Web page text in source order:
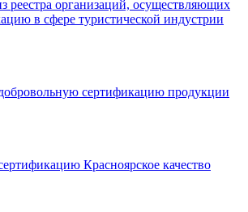
реестра организаций, осуществляющих
в сфере туристической индустрии
сертификацию продукции
Красноярское качество